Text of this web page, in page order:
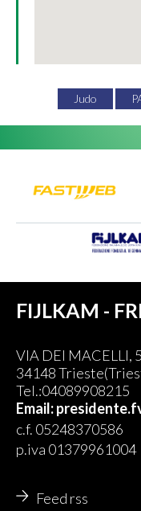
Judo
FIJLKAM -
VIA DEI MACELLI,
34148
Tel.:04089908215
Email:
c.f. 05248370586
p.iva 01379961004
Feed rss